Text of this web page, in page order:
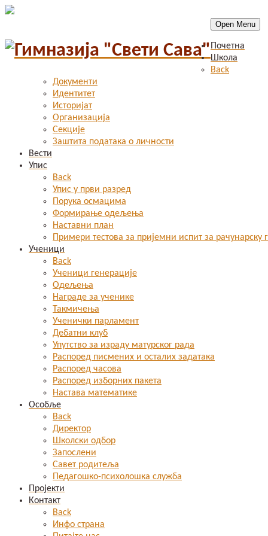
Open Menu
Почетна
Школа
Back
Документи
Идентитет
Историјат
Организација
Секције
Заштита података о личности
Вести
Упис
Back
Упис у први разред
Порука осмацима
Формирање одељења
Наставни план
Примери тестова за пријемни испит за рачунарску
Ученици
Back
Ученици генерације
Одељења
Награде за ученике
Такмичења
Ученички парламент
Дебатни клуб
Упутство за израду матурског рада
Распоред писмених и осталих задатака
Распоред часова
Распоред изборних пакета
Настава математике
Особље
Back
Директор
Школски одбор
Запослени
Савет родитеља
Педагошко-психолошка служба
Пројекти
Контакт
Back
Инфо страна